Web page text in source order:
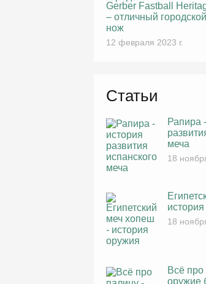
Gerber Fastball
– отличный городской
нож
12 февраля 2023 г.
Статьи
Рапира
меча
18
18
Всё про
оружие